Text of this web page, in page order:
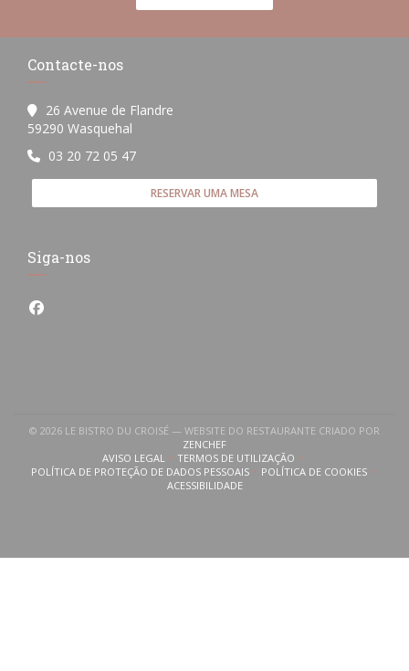
Contacte-nos
26 Avenue de Flandre
59290 Wasquehal
03 20 72 05 47
RESERVAR UMA MESA
Siga-nos
Facebook ((abre numa nova janela))
© 2026 LE BISTRO DU CROISÉ — WEBSITE DO RESTAURANTE CRIADO POR
ZENCHEF((ABRE NUMA NOVA JANELA))
AVISO LEGAL((ABRE NUMA NOVA JANELA))
TERMOS DE UTILIZAÇÃO((ABRE NUMA NOVA JANELA))
POLÍTICA DE PROTEÇÃO DE DADOS PESSOAIS
((ABRE NUMA NOVA JANELA))POLÍTICA DE COOKIES
((ABRE NUMA
ACESSIBILIDADE((ABRE NUMA NOVA JANELA))